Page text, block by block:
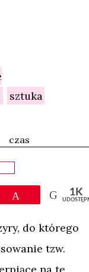
czas
Przypnij 1K
do którego
tzw.
sztuka